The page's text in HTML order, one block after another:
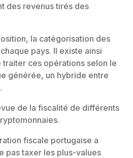
des revenus tirés des
la catégorisation des
pays. Il existe ainsi
traiter ces opérations selon le
générée, un hybride entre
de la fiscalité de différents
fiscale portugaise a
pas taxer les plus-values